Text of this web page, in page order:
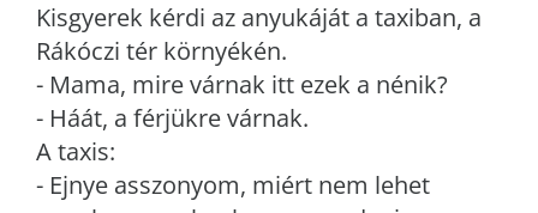
Kisgyerek kérdi az anyukáját a taxiban, a
Rákóczi tér környékén.
- Mama, mire várnak itt ezek a nénik?
- Háát, a férjükre várnak.
A taxis:
- Ejnye asszonyom, miért nem lehet